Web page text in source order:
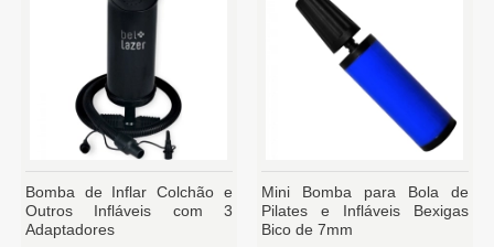
Bomba de Inflar Colchão e
Outros Infláveis com 3
Adaptadores
Mini Bomba para Bola de
Pilates e Infláveis Bexigas
Bico de 7mm